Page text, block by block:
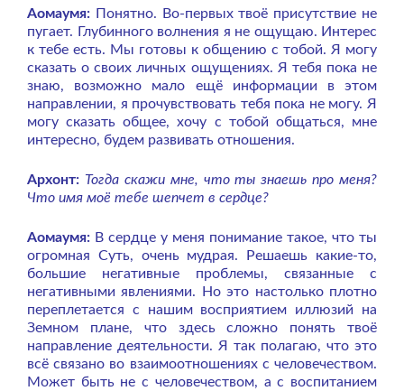
Аомаумя: Понятно. Во-первых твоё присутствие не
пугает. Глубинного волнения я не ощущаю. Интерес
к тебе есть. Мы готовы к общению с тобой. Я могу
сказать о своих личных ощущениях. Я тебя пока не
знаю, возможно мало ещё информации в этом
направлении, я прочувствовать тебя пока не могу. Я
могу сказать общее, хочу с тобой общаться, мне
интересно, будем развивать отношения.
Архонт: Тогда скажи мне, что ты знаешь про меня?
Что имя моё тебе шепчет в сердце?
Аомаумя: В сердце у меня понимание такое, что ты
огромная Суть, очень мудрая. Решаешь какие-то,
большие негативные проблемы, связанные с
негативными явлениями. Но это настолько плотно
переплетается с нашим восприятием иллюзий на
Земном плане, что здесь сложно понять твоё
направление деятельности. Я так полагаю, что это
всё связано во взаимоотношениях с человечеством.
Может быть не с человечеством, а с воспитанием